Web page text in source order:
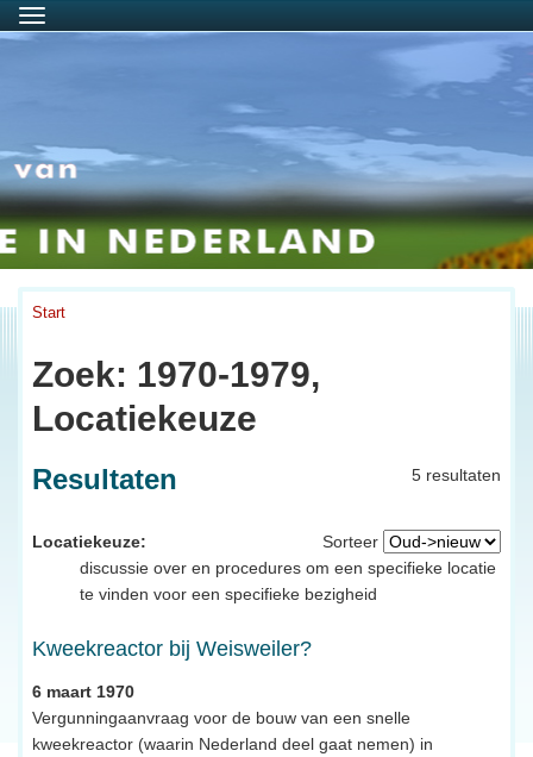
Menu
Start
Zoek: 1970-1979,
Locatiekeuze
5 resultaten
Resultaten
Sorteer
Locatiekeuze:
discussie over en procedures om een specifieke locatie
te vinden voor een specifieke bezigheid
Kweekreactor bij Weisweiler?
6 maart 1970
Vergunningaanvraag voor de bouw van een snelle
kweekreactor (waarin Nederland deel gaat nemen) in